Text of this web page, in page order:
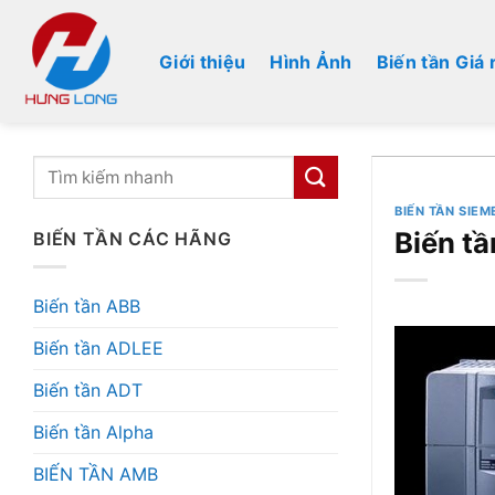
dung
Giới thiệu Hình Ảnh Biến tần Giá
BIẾN TẦN CÁC HÃNG
Biến tần ABB
Biến tần ADLEE
Biến tần ADT
Biến tần Alpha
BIẾN TẦN AMB
BIẾN TẦN
Biến